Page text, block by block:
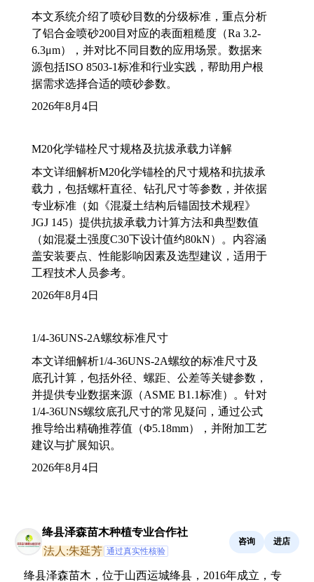
本文系统介绍了喷砂目数的分级标准，重点分析
了铝合金喷砂200目对应的表面粗糙度（Ra 3.2-
6.3μm），并对比不同目数的应用场景。数据来
源包括ISO 8503-1标准和行业实践，帮助用户根
据需求选择合适的喷砂参数。
2026年8月4日
M20化学锚栓尺寸规格及抗拔承载力详解
本文详细解析M20化学锚栓的尺寸规格和抗拔承
载力，包括螺杆直径、钻孔尺寸等参数，并依据
专业标准（如《混凝土结构后锚固技术规程》
JGJ 145）提供抗拔承载力计算方法和典型数值
（如混凝土强度C30下设计值约80kN）。内容涵
盖安装要点、性能影响因素及选型建议，适用于
工程技术人员参考。
2026年8月4日
1/4-36UNS-2A螺纹标准尺寸
本文详细解析1/4-36UNS-2A螺纹的标准尺寸及
底孔计算，包括外径、螺距、公差等关键参数，
并提供专业数据来源（ASME B1.1标准）。针对
1/4-36UNS螺纹底孔尺寸的常见疑问，通过公式
推导给出精确推荐值（Φ5.18mm），并附加工艺
建议与扩展知识。
2026年8月4日
绛县泽森苗木种植专业合作社
法人:朱延芳 通过真实性核验
咨询 进店
绛县泽森苗木，位于山西运城绛县，2016年成立，专